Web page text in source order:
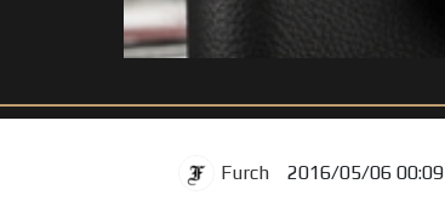
Furch 2016/05/06 00:09